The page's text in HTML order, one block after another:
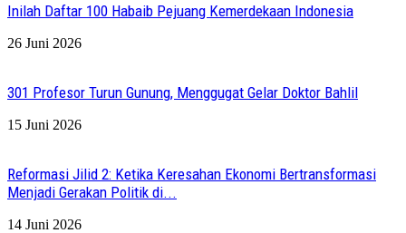
Inilah Daftar 100 Habaib Pejuang Kemerdekaan Indonesia
26 Juni 2026
301 Profesor Turun Gunung, Menggugat Gelar Doktor Bahlil
15 Juni 2026
Reformasi Jilid 2: Ketika Keresahan Ekonomi Bertransformasi
Menjadi Gerakan Politik di...
14 Juni 2026